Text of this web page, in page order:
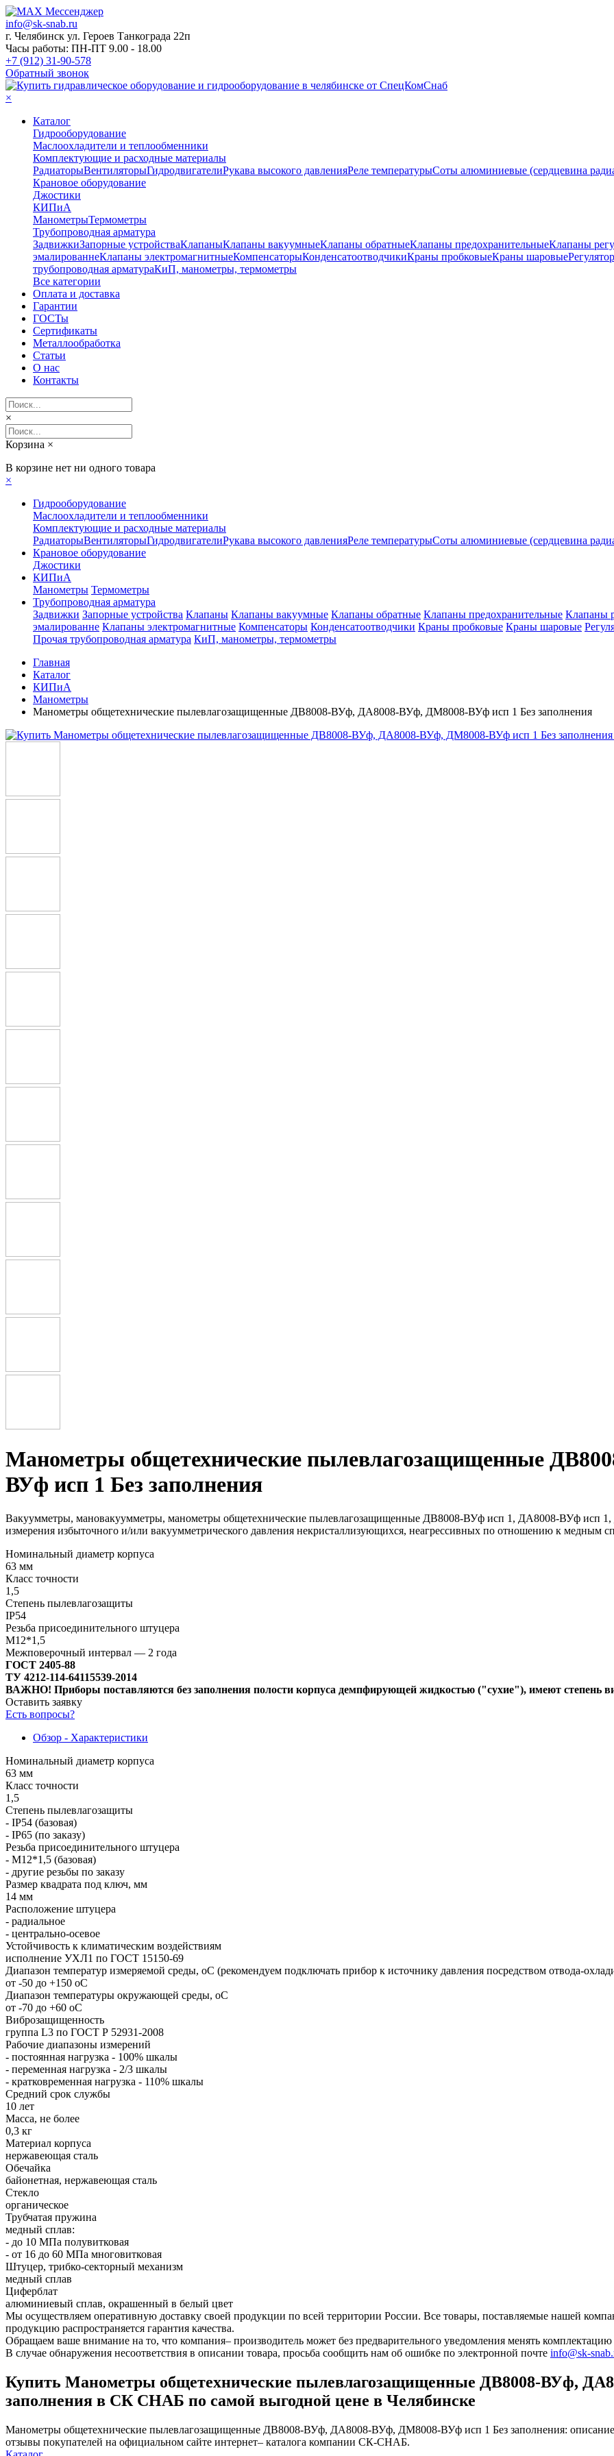
info@sk-snab.ru
г. Челябинск ул. Героев Танкограда 22п
Часы работы: ПН-ПТ 9.00 - 18.00
+7 (912) 31-90-578
Обратный звонок
×
Каталог
Гидрооборудование
Маслоохладители и теплообменники
Комплектующие и расходные материалы
РадиаторыВентиляторыГидродвигателиРукава высокого давленияРеле температурыСоты алюминиевые (сердцевина
Крановое оборудование
Джостики
КИПиА
МанометрыТермометры
Трубопроводная арматура
ЗадвижкиЗапорные устройстваКлапаныКлапаны вакуумныеКлапаны обратныеКлапаны предохранительныеКлапаны
эмалированнеКлапаны электромагнитныеКомпенсаторыКонденсатоотводчикиКраны пробковыеКраны шаровые
трубопроводная арматураКиП, манометры, термометры
Все категории
Оплата и доставка
Гарантии
ГОСТы
Сертификаты
Металлообработка
Статьи
О нас
Контакты
×
Корзина ×
В корзине нет ни одного товара
×
Гидрооборудование
Маслоохладители и теплообменники
Комплектующие и расходные материалы
РадиаторыВентиляторыГидродвигателиРукава высокого давленияРеле температурыСоты алюминиевые (сердцевина
Крановое оборудование
Джостики
КИПиА
Манометры Термометры
Трубопроводная арматура
Задвижки Запорные устройства Клапаны Клапаны вакуумные Клапаны обратные Клапаны предохранительные Клапаны
эмалированне Клапаны электромагнитные Компенсаторы Конденсатоотводчики Краны пробковые Краны шаровые
Прочая трубопроводная арматура КиП, манометры, термометры
Главная
Каталог
КИПиА
Манометры
Манометры общетехнические пылевлагозащищенные ДВ8008-ВУф, ДА8008-ВУф, ДМ8008-ВУф исп 1 Без заполнения
Манометры общетехнические пылевлагозащищенные
ВУф исп 1 Без заполнения
Вакуумметры, мановакуумметры, манометры общетехнические пылевлагозащищенные ДВ8008-ВУф исп 1, ДА8008-ВУф исп 1,
измерения избыточного и/или вакуумметрического давления некристаллизующихся, неагрессивных по отношению к медным
Номинальный диаметр корпуса
63 мм
Класс точности
1,5
Степень пылевлагозащиты
IP54
Резьба присоединительного штуцера
М12*1,5
Межповерочный интервал — 2 года
ГОСТ 2405-88
ТУ 4212-114-64115539-2014
ВАЖНО! Приборы поставляются без заполнения полости корпуса демпфирующей жидкостью ("сухие"), имеют степень
Оставить заявку
Есть вопросы?
Обзор - Характеристики
Номинальный диаметр корпуса
63 мм
Класс точности
1,5
Степень пылевлагозащиты
- IP54 (базовая)
- IP65 (по заказу)
Резьба присоединительного штуцера
- М12*1,5 (базовая)
- другие резьбы по заказу
Размер квадрата под ключ, мм
14 мм
Расположение штуцера
- радиальное
- центрально-осевое
Устойчивость к климатическим воздействиям
исполнение УХЛ1 по ГОСТ 15150-69
Диапазон температур измеряемой среды, оС (рекомендуем подключать прибор к источнику давления посредством отвода-
от -50 до +150 оС
Диапазон температуры окружающей среды, оС
от -70 до +60 оС
Виброзащищенность
группа L3 по ГОСТ Р 52931-2008
Рабочие диапазоны измерений
- постоянная нагрузка - 100% шкалы
- переменная нагрузка - 2/3 шкалы
- кратковременная нагрузка - 110% шкалы
Средний срок службы
10 лет
Масса, не более
0,3 кг
Материал корпуса
нержавеющая сталь
Обечайка
байонетная, нержавеющая сталь
Стекло
органическое
Трубчатая пружина
медный сплав:
- до 10 МПа полувитковая
- от 16 до 60 МПа многовитковая
Штуцер, трибко-секторный механизм
медный сплав
Циферблат
алюминиевый сплав, окрашенный в белый цвет
Мы осуществляем оперативную доставку своей продукции по всей территории России. Все товары, поставляемые нашей
продукцию распространяется гарантия качества.
Обращаем ваше внимание на то, что компания– производитель может без предварительного уведомления менять
В случае обнаружения несоответствия в описании товара, просьба сообщить нам об ошибке по электронной почте info@sk-
Купить Манометры общетехнические пылевлагозащищенные ДВ8008-ВУф,
заполнения в СК СНАБ по самой выгодной цене в Челябинске
Манометры общетехнические пылевлагозащищенные ДВ8008-ВУф, ДА8008-ВУф, ДМ8008-ВУф исп 1 Без заполнения: описание
отзывы покупателей на официальном сайте интернет– каталога компании СК-СНАБ.